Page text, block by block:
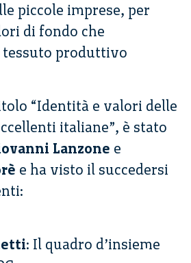
piccole imprese, per
di fondo che
produttivo
“Identità e valori delle
italiane”, è stato
Lanzone e
e ha visto il succedersi
: Il quadro d’insieme